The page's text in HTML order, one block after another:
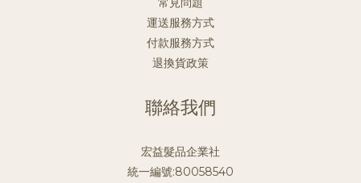
運送服務方式
付款服務方式
退換貨政策
聯絡我們
宏益髮品企業社
統一編號:80058540